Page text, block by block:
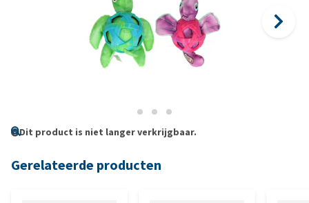
Dit product is niet langer verkrijgbaar.
Gerelateerde producten